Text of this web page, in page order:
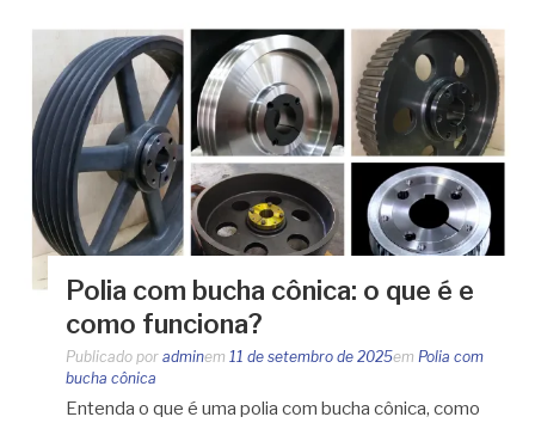
Polia com bucha cônica: o que é e
como funciona?
Publicado por adminem 11 de setembro de 2025em Polia com
bucha cônica
Entenda o que é uma polia com bucha cônica, como